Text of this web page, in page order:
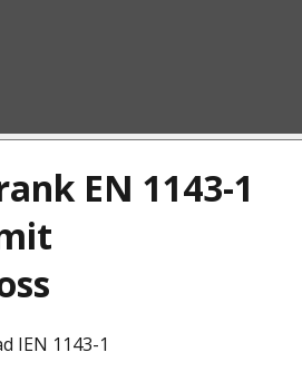
EN 1143-1
IEN 1143-1